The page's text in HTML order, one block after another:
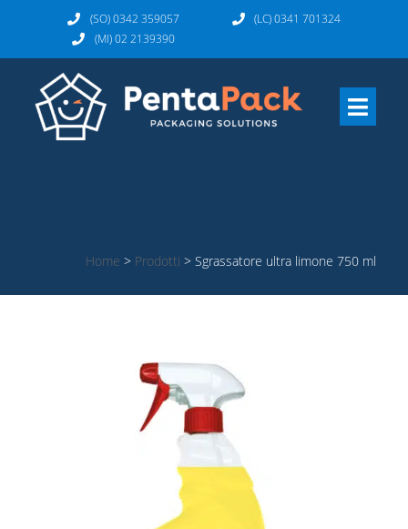
(SO) 0342 359057
(LC) 0341 701324
(MI) 02 2139390
Home > Prodotti > Sgrassatore ultra limone 750 ml